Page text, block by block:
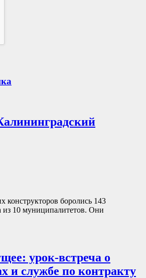
конструкторов боролись 143
из 10 муниципалитетов. Они
урок-встреча о
и службе по контракту